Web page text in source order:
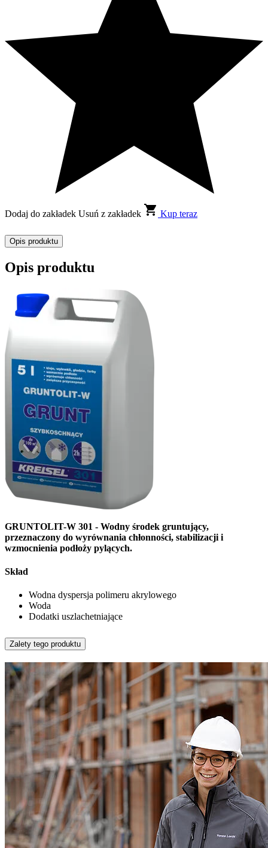
Dodaj do zakładek Usuń z zakładek Kup teraz
Opis produktu
Opis produktu
GRUNTOLIT-W 301 - Wodny środek gruntujący,
przeznaczony do wyrównania chłonności, stabilizacji i
wzmocnienia podłoży pylących.
Skład
Wodna dyspersja polimeru akrylowego
Woda
Dodatki uszlachetniające
Zalety tego produktu